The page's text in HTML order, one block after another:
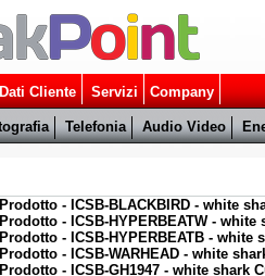
Cliente Servizi Company
Telefonia Audio Video
- ICSB-BLACKBIRD - white
- ICSB-HYPERBEATW -
- ICSB-HYPERBEATB -
- ICSB-WARHEAD - white
- ICSB-GH1947 - white